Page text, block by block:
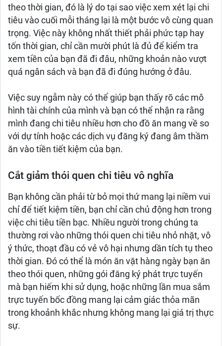
theo thời gian, đó là lý do tại sao việc xem xét lại chi
tiêu vào cuối mỗi tháng lại là một bước vô cùng quan
trọng. Việc này không nhất thiết phải phức tạp hay
tốn thời gian, chỉ cần mười phút là đủ để kiểm tra
xem tiền của bạn đã đi đâu, những khoản nào vượt
quá ngân sách và bạn đã đi đúng hướng ở đâu.
Việc suy ngẫm này có thể giúp bạn thấy rõ các mô
hình tài chính của mình và bạn có thể nhận ra rằng
mình đang chi tiêu nhiều hơn cho đồ ăn mang về so
với dự tính hoặc các dịch vụ đăng ký đang âm thầm
ăn vào tiền tiết kiệm của bạn.
Cắt giảm thói quen chi tiêu vô nghĩa
Bạn không cần phải từ bỏ mọi thứ mang lại niềm vui
chỉ để tiết kiệm tiền, bạn chỉ cần chủ động hơn trong
việc chi tiêu tiền bạc. Nhiều người trong chúng ta
thường rơi vào những thói quen chi tiêu nhỏ nhặt, vô
ý thức, thoạt đầu có vẻ vô hại nhưng dần tích tụ theo
thời gian. Đó có thể là món ăn vặt hàng ngày bạn ăn
theo thói quen, những gói đăng ký phát trực tuyến
mà bạn hiếm khi sử dụng, hoặc những lần mua sắm
trực tuyến bốc đồng mang lại cảm giác thỏa mãn
trong khoảnh khắc nhưng không mang lại giá trị thực
sự.